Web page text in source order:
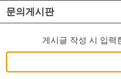
문의게시판
게시글 작성 시 입력